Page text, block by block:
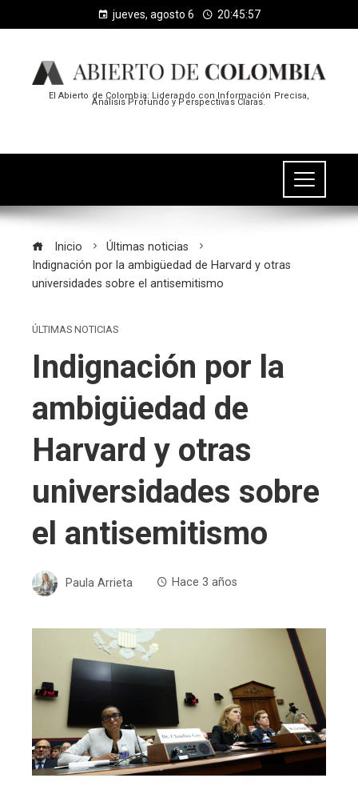
jueves, agosto 6 20:45:57
El Abierto de Colombia: Liderando con Información Precisa,
Análisis Profundo y Perspectivas Claras.
Inicio
Últimas noticias
Indignación por la ambigüedad de Harvard y otras
universidades sobre el antisemitismo
ÚLTIMAS NOTICIAS
Indignación por la
ambigüedad de
Harvard y otras
universidades sobre
el antisemitismo
Paula Arrieta Hace 3 años